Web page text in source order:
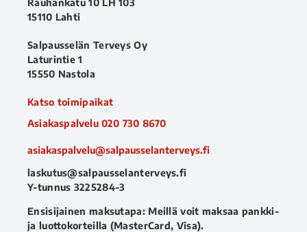
15110 Lahti
Salpausselän Terveys Oy
Laturintie 1
15550 Nastola
Katso toimipaikat
Asiakaspalvelu 020 730 8670
asiakaspalvelu@salpausselanterveys.fi
laskutus@salpausselanterveys.fi
Y-tunnus 3225284-3
Ensisijainen maksutapa: Meillä voit maksaa pankki-
ja luottokorteilla (MasterCard, Visa).